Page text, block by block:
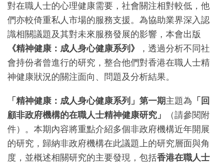
對在職人士的心理健康需要，社會關注相對較低，他
們亦較倚重私人市場的服務支援。為協助業界深入認
識相關議題及其對未來服務發展的影響，本會出版
《精神健康：成人身心健康系列》
，透過分析不同社
會持份者曾進行的研究，整合他們對香港在職人士精
神健康狀況的關注面向、問題及分析結果。
「精神健康：成人身心健康系列」第一期主題為 「回
顧非政府機構的在職人士精神健康研究」
（請參閱附
件）。本期內容將重點介紹多個非政府機構近年開展
的研究，歸納非政府機構在此議題上的研究層面與角
度，並概述相關研究的主要發現，包括香港在職人士